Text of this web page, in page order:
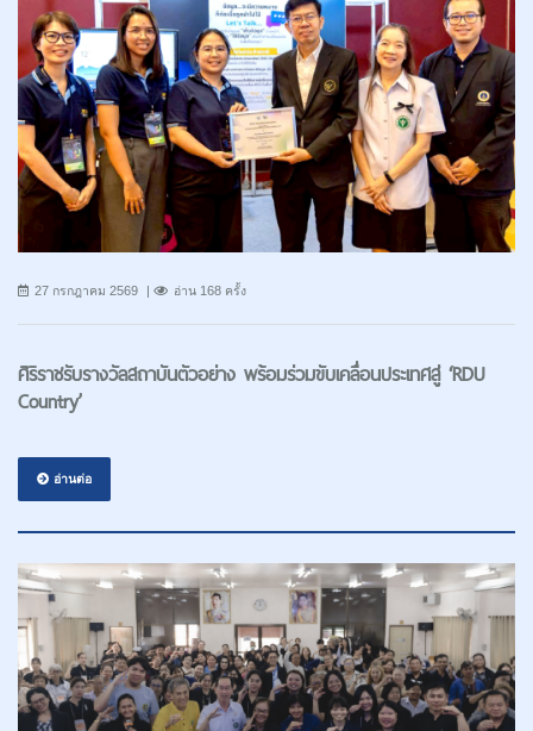
27 กรกฎาคม 2569 อ่าน 168 ครั้ง
ศิริราชรับรางวัลสถาบันตัวอย่าง พร้อมร่วมขับเคลื่อนประเทศสู่ ‘RDU
Country’
อ่านต่อ